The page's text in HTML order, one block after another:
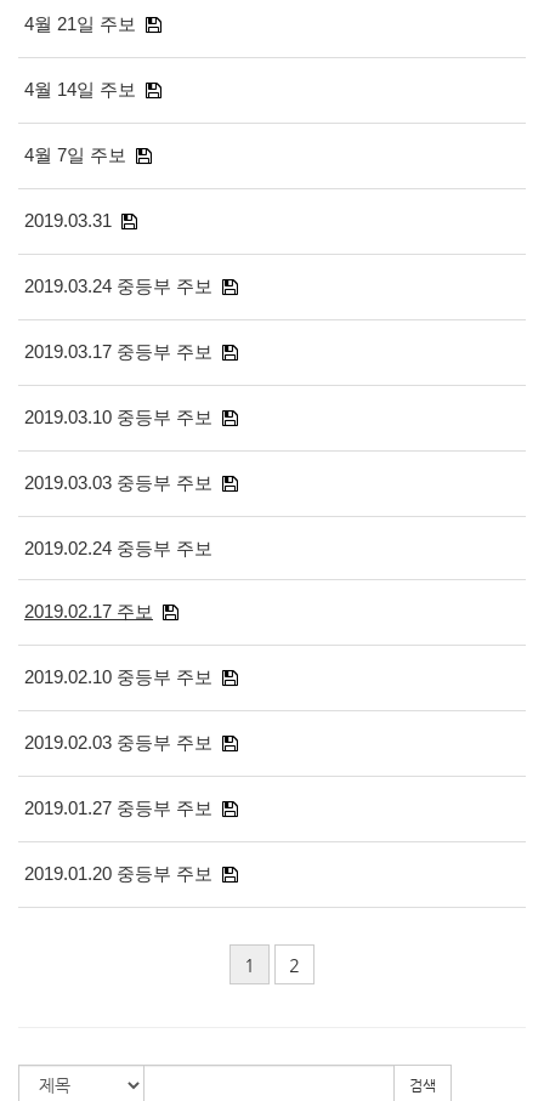
4월 21일 주보
4월 14일 주보
4월 7일 주보
2019.03.31
2019.03.24 중등부 주보
2019.03.17 중등부 주보
2019.03.10 중등부 주보
2019.03.03 중등부 주보
2019.02.24 중등부 주보
2019.02.17 주보
2019.02.10 중등부 주보
2019.02.03 중등부 주보
2019.01.27 중등부 주보
2019.01.20 중등부 주보
1 2
검색